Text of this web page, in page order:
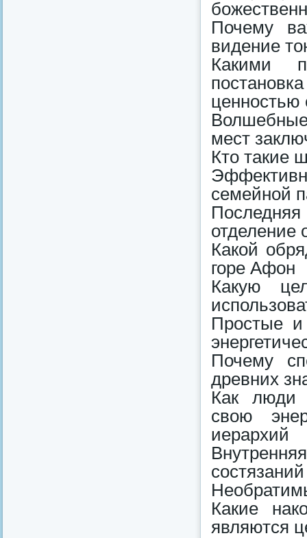
Почему
видение
Какими
ценностью
мест
Кто такие
семейной
отделение
Какой
горе Афон
Какую
Простые
Почему
древних
Как люди
свою
иерархий
Какие
являются